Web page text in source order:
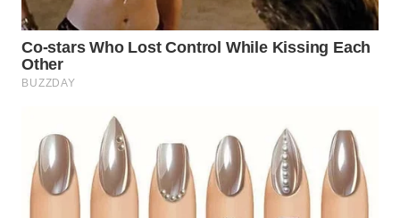
SELEB
WAHANA
PERSONA
OTOMOTIF
WAHANA
HEALTH